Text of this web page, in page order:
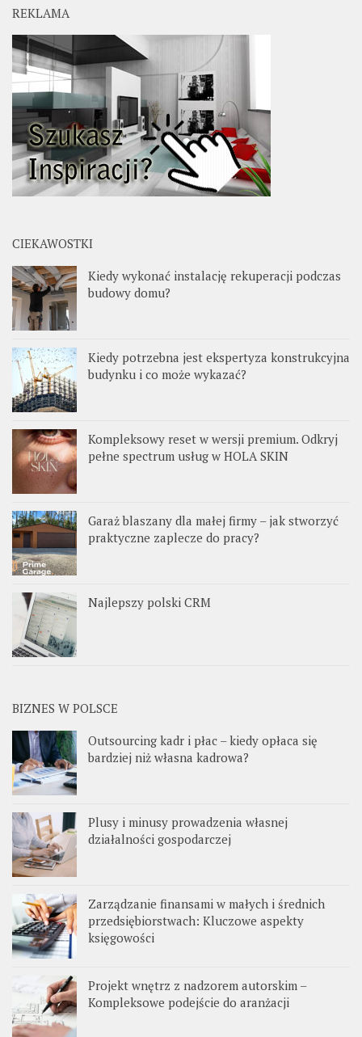
REKLAMA
CIEKAWOSTKI
Kiedy wykonać instalację rekuperacji podczas
budowy domu?
Kiedy potrzebna jest ekspertyza konstrukcyjna
budynku i co może wykazać?
Kompleksowy reset w wersji premium. Odkryj
pełne spectrum usług w HOLA SKIN
Garaż blaszany dla małej firmy – jak stworzyć
praktyczne zaplecze do pracy?
Najlepszy polski CRM
BIZNES W POLSCE
Outsourcing kadr i płac – kiedy opłaca się
bardziej niż własna kadrowa?
Plusy i minusy prowadzenia własnej
działalności gospodarczej
Zarządzanie finansami w małych i średnich
przedsiębiorstwach: Kluczowe aspekty
księgowości
Projekt wnętrz z nadzorem autorskim –
Kompleksowe podejście do aranżacji